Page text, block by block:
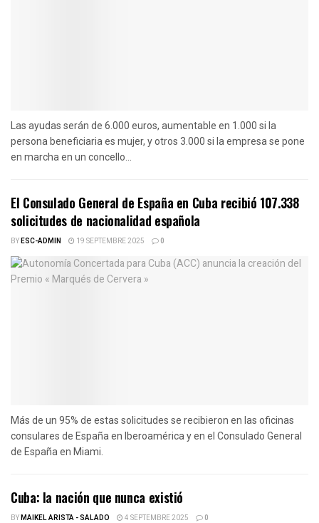
Las ayudas serán de 6.000 euros, aumentable en 1.000 si la
persona beneficiaria es mujer, y otros 3.000 si la empresa se pone
en marcha en un concello...
El Consulado General de España en Cuba recibió 107.338
solicitudes de nacionalidad española
BYESC-ADMIN 19 SEPTEMBRE 2025 0
Más de un 95% de estas solicitudes se recibieron en las oficinas
consulares de España en Iberoamérica y en el Consulado General
de España en Miami.
Cuba: la nación que nunca existió
BYMAIKEL ARISTA - SALADO 4 SEPTEMBRE 2025 0